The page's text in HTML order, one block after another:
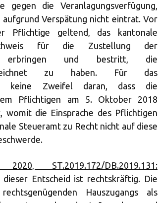
gegen die Veranlagungsverfügung,
Verspätung nicht eintrat. Vor
Pflichtige geltend, das kantonale
für die Zustellung der
erbringen und bestritt, die
zu haben. Für das
keine Zweifel daran, dass die
Pflichtigen am 5. Oktober 2018
die Einsprache des Pflichtigen
Steueramt zu Recht nicht auf diese
ST.2019.172/DB.2019.131:
dieser Entscheid ist rechtskräftig. Die
Hauszugangs als